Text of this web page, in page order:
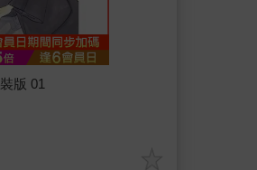
版 01